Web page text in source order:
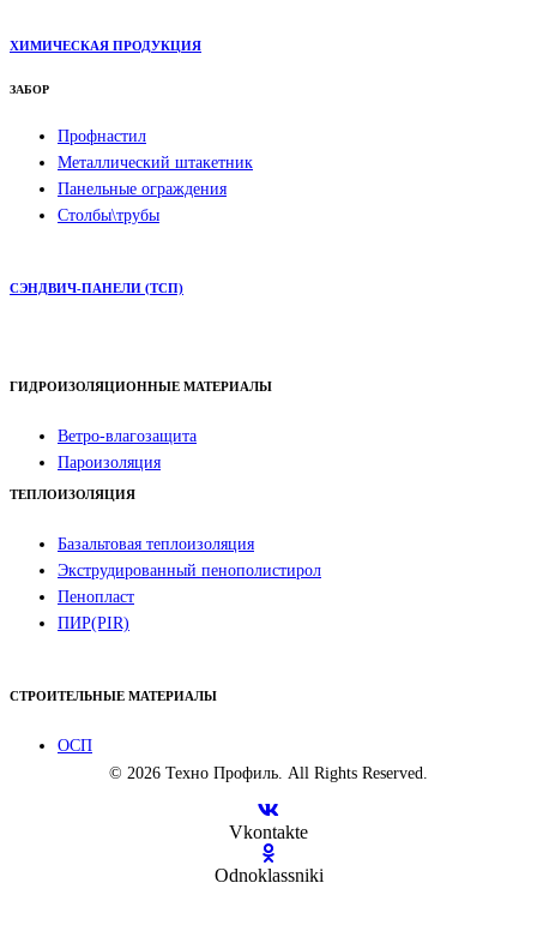
ХИМИЧЕСКАЯ ПРОДУКЦИЯ
ЗАБОР
Профнастил
Металлический штакетник
Панельные ограждения
Столбы\трубы
СЭНДВИЧ-ПАНЕЛИ (ТСП)
ГИДРОИЗОЛЯЦИОННЫЕ МАТЕРИАЛЫ
Ветро-влагозащита
Пароизоляция
ТЕПЛОИЗОЛЯЦИЯ
Базальтовая теплоизоляция
Экструдированный пенополистирол
Пенопласт
ПИР(PIR)
СТРОИТЕЛЬНЫЕ МАТЕРИАЛЫ
ОСП
© 2026 Техно Профиль. All Rights Reserved.
Vkontakte
Odnoklassniki